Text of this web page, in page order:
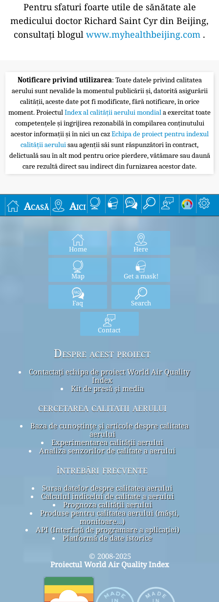
Pentru sfaturi foarte utile de sănătate ale
medicului doctor Richard Saint Cyr din Beijing,
consultați blogul www.myhealthbeijing.com .
Notificare privind utilizarea: Toate datele privind calitatea
aerului sunt nevalide la momentul publicării și, datorită asigurării
calității, aceste date pot fi modificate, fără notificare, în orice
moment. ProiectulIndex al calității aerului mondiala exercitat toate
competențele și îngrijirea rezonabilă în compilarea conținutului
acestor informații și în nici un cazEchipa de proiect pentru indexul
calității aeruluisau agenții săi sunt răspunzători în contract,
delictuală sau în alt mod pentru orice pierdere, vătămare sau daună
care rezultă direct sau indirect din furnizarea acestor date.
Acasă Aici
Home Here
Map Get a mask!
Faq Search
Contact
Despre acest proiect
Contactați echipa de proiect World Air Quality
Index
Kit de presă și media
cercetarea calitatii aerului
Baza de cunoștințe și articole despre calitatea
aerului
Experimentarea calității aerului
Analiza senzorilor de calitate a aerului
întrebări frecvente
Sursa datelor despre calitatea aerului
Calculul indicelui de calitate a aerului
Prognoza calității aerului
Produse pentru calitatea aerului (măști,
monitoare...)
API (Interfață de programare a aplicației)
Platformă de date istorice
© 2008-2025
Proiectul World Air Quality Index